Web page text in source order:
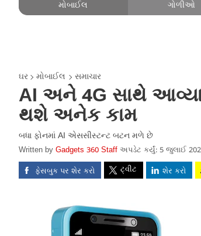
મોબાઈલ ગોળીઓ
ઘર મોબાઈલ સમાચાર
AI અને 4G સાથે આવ્યા
થશે અનેક કામ
બધા ફોનમાં AI એસસીસ્ટન્ટ બટન મળે છે
Written by Gadgets 360 Staff અપડેટ કર્યું: 5 જુલાઈ
ફેસબુક પર શેર કરો ટ્વીટ શેર કરો